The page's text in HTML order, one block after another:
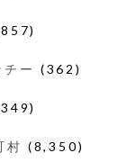
ー (362)
村 (8,350)